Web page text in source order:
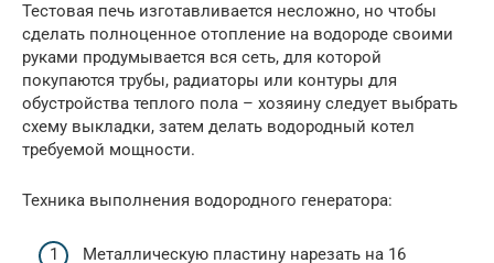
Тестовая печь изготавливается несложно, но чтобы
сделать полноценное отопление на водороде своими
руками продумывается вся сеть, для которой
покупаются трубы, радиаторы или контуры для
обустройства теплого пола – хозяину следует выбрать
схему выкладки, затем делать водородный котел
требуемой мощности.
Техника выполнения водородного генератора:
Металлическую пластину нарезать на 16